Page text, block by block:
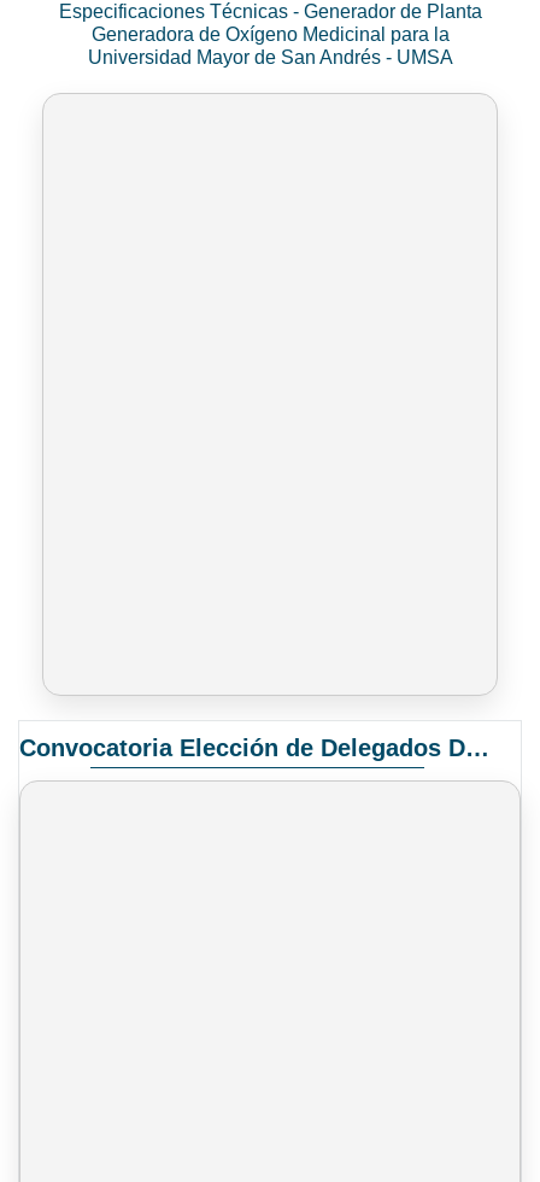
Especificaciones Técnicas - Generador de Planta
Generadora de Oxígeno Medicinal para la
Universidad Mayor de San Andrés - UMSA
Convocatoria Elección de Delegados Docentes para el XIV Congreso Nacional de Universidades